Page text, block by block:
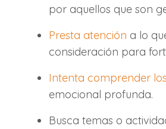
por aquellos que son
Presta atención a lo
consideración para
Intenta comprender
emocional profunda.
Busca temas o